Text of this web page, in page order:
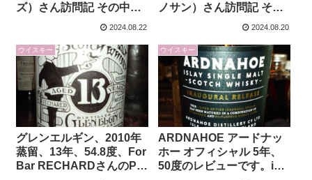
ズ）さん訪問記 その中で
SMWS1.261と秋田屋アー
ギリー10年のレビューも
あり
2024.08.22
ノサン）さん訪問記 その
中でフランソワ ヴォワイ
ーもしています
2024.08.20
ウイスキー
グレンエルギン、2010年
蒸留、13年、54.8度、For
Bar RECHARDさんのPB
ウイスキー
ARDNAHOE アードナッ
ホー オフィシャル 5年、
50度のレビューです。in